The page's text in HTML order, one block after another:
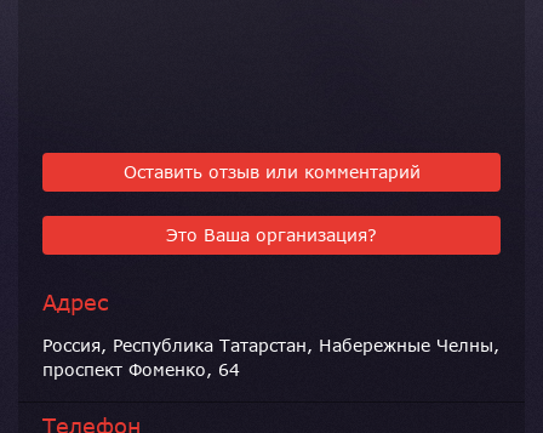
Оставить отзыв или комментарий
Это Ваша организация?
Адрес
Россия, Республика Татарстан, Набережные Челны,
проспект Фоменко, 64
Телефон